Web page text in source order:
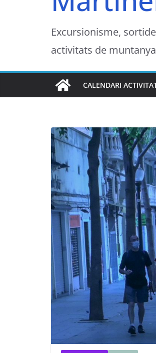
Excursionisme,
activitats de muntanya
CALENDARI